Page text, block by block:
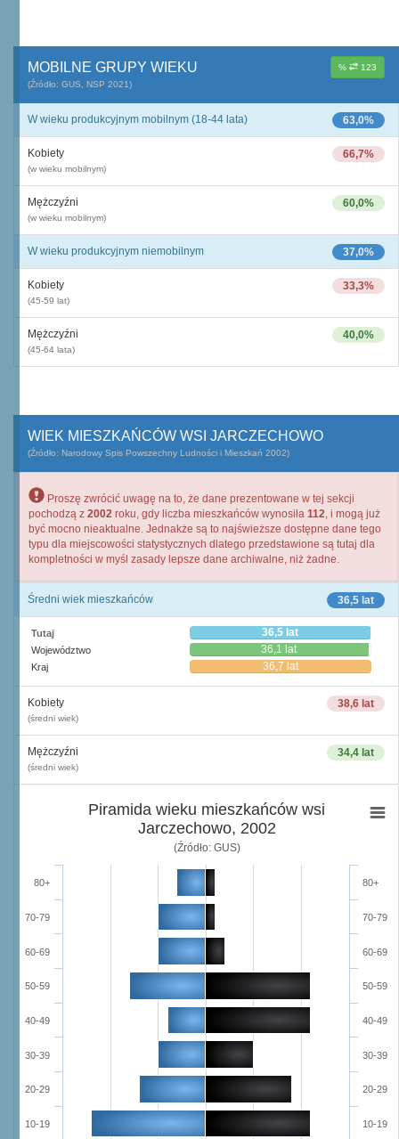
% 123
MOBILNE GRUPY WIEKU
(Źródło: GUS, NSP 2021)
63,0%
W wieku produkcyjnym mobilnym (18-44 lata)
66,7%
Kobiety
(w wieku mobilnym)
60,0%
Mężczyźni
(w wieku mobilnym)
37,0%
W wieku produkcyjnym niemobilnym
33,3%
Kobiety
(45-59 lat)
40,0%
Mężczyźni
(45-64 lata)
WIEK MIESZKAŃCÓW WSI JARCZECHOWO
(Źródło: Narodowy Spis Powszechny Ludności i Mieszkań 2002)
Proszę zwrócić uwagę na to, że dane prezentowane w tej sekcji
pochodzą z 2002 roku, gdy liczba mieszkańców wynosiła 112, i mogą już
być mocno nieaktualne. Jednakże są to najświeższe dostępne dane tego
typu dla miejscowości statystycznych dlatego przedstawione są tutaj dla
kompletności w myśl zasady lepsze dane archiwalne, niż żadne.
36,5 lat
Średni wiek mieszkańców
Tutaj 36,5 lat
Województwo 36,1 lat
Kraj 36,7 lat
38,6 lat
Kobiety
(średni wiek)
34,4 lat
Mężczyźni
(średni wiek)
Piramida wieku mieszkańców wsi
Jarczechowo, 2002
(Źródło: GUS)
10-19
20-29
30-39
40-49
50-59
60-69
70-79
80+
10-19
20-29
30-39
40-49
50-59
60-69
70-79
80+